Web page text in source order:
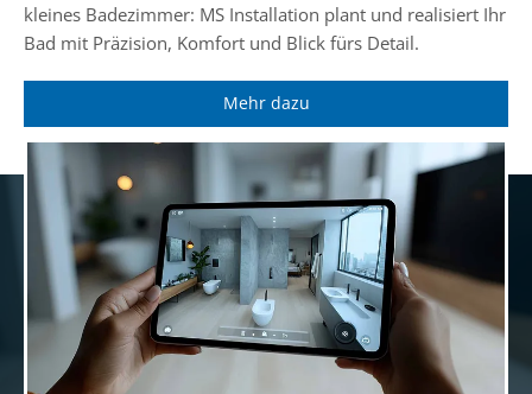
kleines Badezimmer: MS Installation plant und realisiert Ihr
Bad mit Präzision, Komfort und Blick fürs Detail.
Mehr dazu